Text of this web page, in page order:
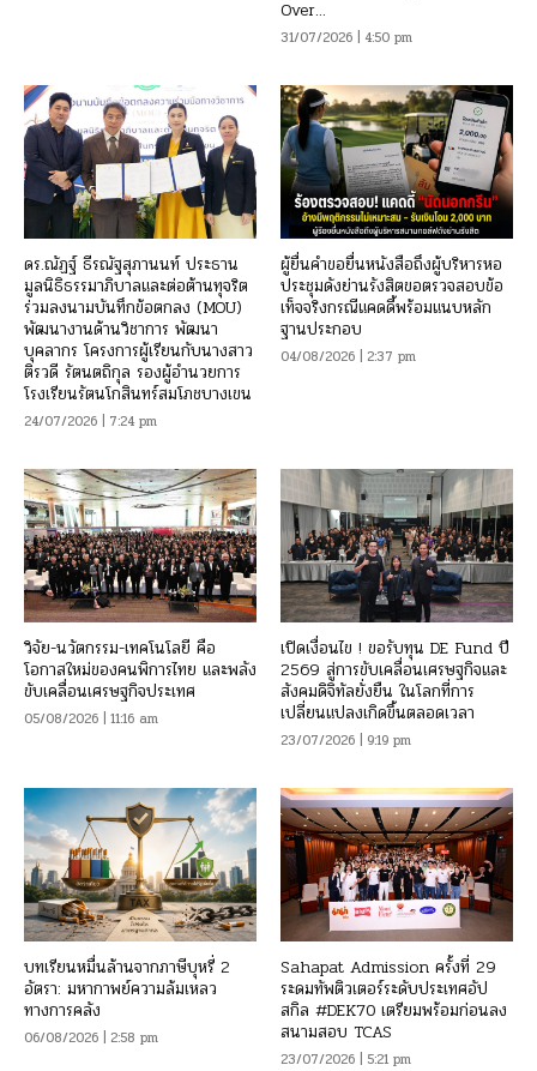
Over...
31/07/2026 | 4:50 pm
ดร.ณัฏฐ์ ธีรณัฐสุภานนท์ ประธาน
มูลนิธิธรรมาภิบาลและต่อต้านทุจริต
ร่วมลงนามบันทึกข้อตกลง (MOU)
พัฒนางานด้านวิชาการ พัฒนา
บุคลากร โครงการผู้เรียนกับนางสาว
ติรวดี รัตนตถิกุล รองผู้อำนวยการ
โรงเรียนรัตนโกสินทร์สมโภชบางเขน
24/07/2026 | 7:24 pm
ผู้ยื่นคำขอยื่นหนังสือถึงผู้บริหารหอ
ประชุมดังย่านรังสิตขอตรวจสอบข้อ
เท็จจริงกรณีแคดดี้พร้อมแนบหลัก
ฐานประกอบ
04/08/2026 | 2:37 pm
วิจัย-นวัตกรรม-เทคโนโลยี คือ
โอกาสใหม่ของคนพิการไทย และพลัง
ขับเคลื่อนเศรษฐกิจประเทศ
05/08/2026 | 11:16 am
เปิดเงื่อนไข ! ขอรับทุน DE Fund ปี
2569 สู่การขับเคลื่อนเศรษฐกิจและ
สังคมดิจิทัลยั่งยืน ในโลกที่การ
เปลี่ยนแปลงเกิดขึ้นตลอดเวลา
23/07/2026 | 9:19 pm
บทเรียนหมื่นล้านจากภาษีบุหรี่ 2
อัตรา: มหากาพย์ความล้มเหลว
ทางการคลัง
06/08/2026 | 2:58 pm
Sahapat Admission ครั้งที่ 29
ระดมทัพติวเตอร์ระดับประเทศอัป
สกิล #DEK70 เตรียมพร้อมก่อนลง
สนามสอบ TCAS
23/07/2026 | 5:21 pm